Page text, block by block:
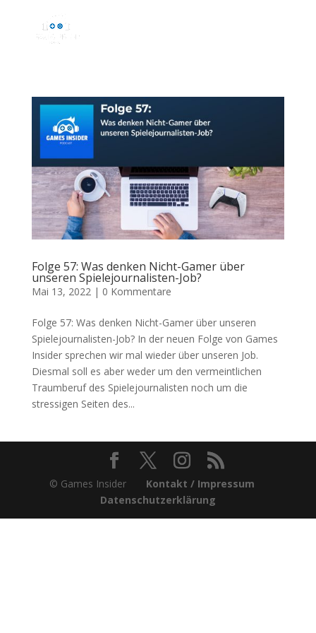
Folge 57: Was denken Nicht-Gamer über
unseren Spielejournalisten-Job?
Mai 13, 2022 | 0 Kommentare
Folge 57: Was denken Nicht-Gamer über unseren
Spielejournalisten-Job? In der neuen Folge von Games
Insider sprechen wir mal wieder über unseren Job.
Diesmal soll es aber weder um den vermeintlichen
Traumberuf des Spielejournalisten noch um die
stressigen Seiten des...
© Games Insider Kontakt / Impressum
Datenschutzerklärung